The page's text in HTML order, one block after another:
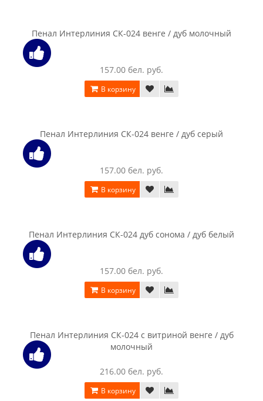
Пенал SV-мебель (МС Гамма 20 Серия 4) со стеклом , Ясень
анкор светлый / Сандал светлый
Пенал Интерлиния СК-024 венге / дуб молочный
157.00 бел. руб.
В корзину